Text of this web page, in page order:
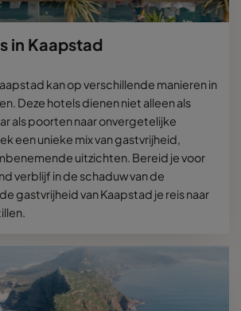
in Kaapstad
kan op verschillende manieren in
Deze hotels dienen niet alleen als
als poorten naar onvergetelijke
een unieke mix van gastvrijheid,
uitzichten. Bereid je voor
verblijf in de schaduw van de
gastvrijheid van Kaapstad je reis naar